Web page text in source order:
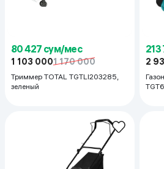
80 427 сум/мес
1 103 0001 170 000
Триммер TOTAL TGTLI203285,
зеленый
2